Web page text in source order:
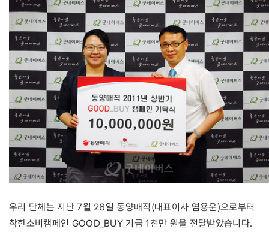
우리 단체는 지난 7월 26일 동양매직(대표이사 염용운)으로부터
착한소비캠페인 GOOD_BUY 기금 1천만 원을 전달받았습니다.